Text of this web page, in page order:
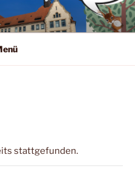
stattgefunden.